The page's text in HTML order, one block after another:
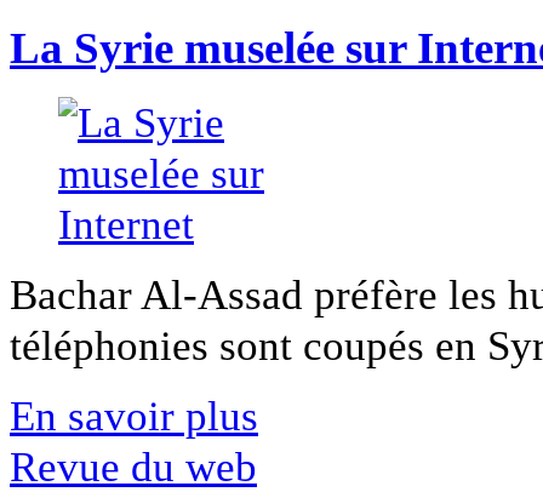
La Syrie muselée sur
Bachar Al-Assad préfère les
téléphonies sont coupés en
En savoir plus
Revue du web